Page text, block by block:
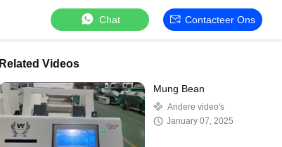
Chat Contacteer Ons
Related Videos
Mung Bean
Andere video's
January 07, 2025